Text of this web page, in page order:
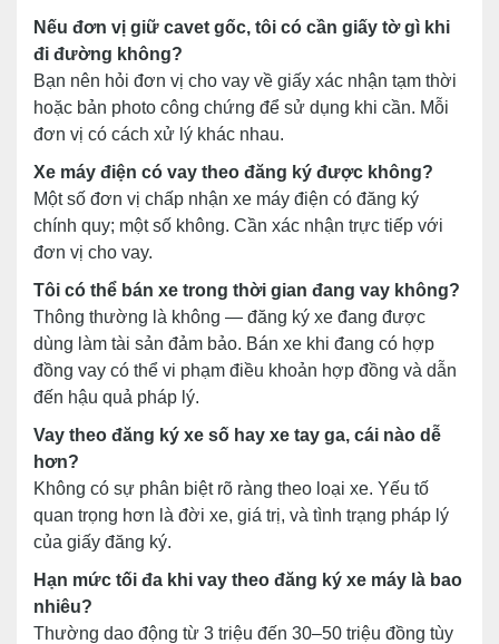
Nếu đơn vị giữ cavet gốc, tôi có cần giấy tờ gì khi
đi đường không?
Bạn nên hỏi đơn vị cho vay về giấy xác nhận tạm thời
hoặc bản photo công chứng để sử dụng khi cần. Mỗi
đơn vị có cách xử lý khác nhau.
Xe máy điện có vay theo đăng ký được không?
Một số đơn vị chấp nhận xe máy điện có đăng ký
chính quy; một số không. Cần xác nhận trực tiếp với
đơn vị cho vay.
Tôi có thể bán xe trong thời gian đang vay không?
Thông thường là không — đăng ký xe đang được
dùng làm tài sản đảm bảo. Bán xe khi đang có hợp
đồng vay có thể vi phạm điều khoản hợp đồng và dẫn
đến hậu quả pháp lý.
Vay theo đăng ký xe số hay xe tay ga, cái nào dễ
hơn?
Không có sự phân biệt rõ ràng theo loại xe. Yếu tố
quan trọng hơn là đời xe, giá trị, và tình trạng pháp lý
của giấy đăng ký.
Hạn mức tối đa khi vay theo đăng ký xe máy là bao
nhiêu?
Thường dao động từ 3 triệu đến 30–50 triệu đồng tùy